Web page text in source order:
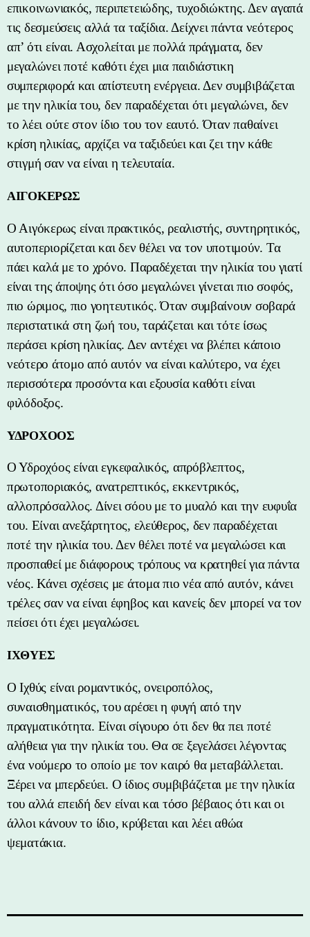
επικοινωνιακός, περιπετειώδης, τυχοδιώκτης. Δεν αγαπά
τις δεσμεύσεις αλλά τα ταξίδια. Δείχνει πάντα νεότερος
απ’ ότι είναι. Ασχολείται με πολλά πράγματα, δεν
μεγαλώνει ποτέ καθότι έχει μια παιδιάστικη
συμπεριφορά και απίστευτη ενέργεια. Δεν συμβιβάζεται
με την ηλικία του, δεν παραδέχεται ότι μεγαλώνει, δεν
το λέει ούτε στον ίδιο του τον εαυτό. Όταν παθαίνει
κρίση ηλικίας, αρχίζει να ταξιδεύει και ζει την κάθε
στιγμή σαν να είναι η τελευταία.
ΑΙΓΟΚΕΡΩΣ
Ο Αιγόκερως είναι πρακτικός, ρεαλιστής, συντηρητικός,
αυτοπεριορίζεται και δεν θέλει να τον υποτιμούν. Τα
πάει καλά με το χρόνο. Παραδέχεται την ηλικία του γιατί
είναι της άποψης ότι όσο μεγαλώνει γίνεται πιο σοφός,
πιο ώριμος, πιο γοητευτικός. Όταν συμβαίνουν σοβαρά
περιστατικά στη ζωή του, ταράζεται και τότε ίσως
περάσει κρίση ηλικίας. Δεν αντέχει να βλέπει κάποιο
νεότερο άτομο από αυτόν να είναι καλύτερο, να έχει
περισσότερα προσόντα και εξουσία καθότι είναι
φιλόδοξος.
ΥΔΡΟΧΟΟΣ
Ο Υδροχόος είναι εγκεφαλικός, απρόβλεπτος,
πρωτοποριακός, ανατρεπτικός, εκκεντρικός,
αλλοπρόσαλλος. Δίνει σόου με το μυαλό και την ευφυΐα
του. Είναι ανεξάρτητος, ελεύθερος, δεν παραδέχεται
ποτέ την ηλικία του. Δεν θέλει ποτέ να μεγαλώσει και
προσπαθεί με διάφορους τρόπους να κρατηθεί για πάντα
νέος. Κάνει σχέσεις με άτομα πιο νέα από αυτόν, κάνει
τρέλες σαν να είναι έφηβος και κανείς δεν μπορεί να τον
πείσει ότι έχει μεγαλώσει.
ΙΧΘΥΕΣ
Ο Ιχθύς είναι ρομαντικός, ονειροπόλος,
συναισθηματικός, του αρέσει η φυγή από την
πραγματικότητα. Είναι σίγουρο ότι δεν θα πει ποτέ
αλήθεια για την ηλικία του. Θα σε ξεγελάσει λέγοντας
ένα νούμερο το οποίο με τον καιρό θα μεταβάλλεται.
Ξέρει να μπερδεύει. Ο ίδιος συμβιβάζεται με την ηλικία
του αλλά επειδή δεν είναι και τόσο βέβαιος ότι και οι
άλλοι κάνουν το ίδιο, κρύβεται και λέει αθώα
ψεματάκια.